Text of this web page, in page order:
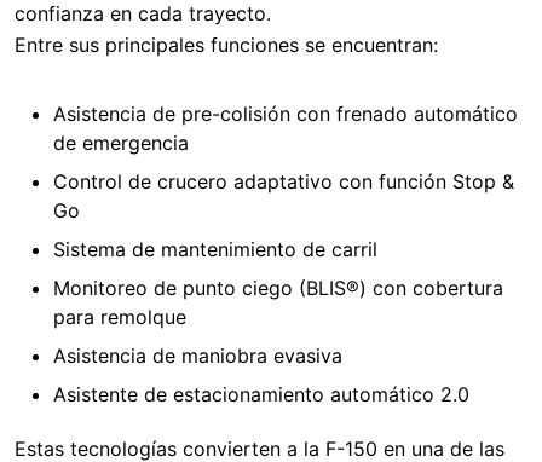
confianza en cada trayecto.
Entre sus principales funciones se encuentran:
Asistencia de pre-colisión con frenado automático
de emergencia
Control de crucero adaptativo con función Stop &
Go
Sistema de mantenimiento de carril
Monitoreo de punto ciego (BLIS®) con cobertura
para remolque
Asistencia de maniobra evasiva
Asistente de estacionamiento automático 2.0
Estas tecnologías convierten a la F-150 en una de las